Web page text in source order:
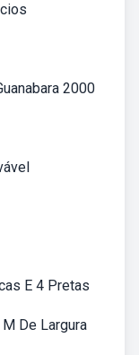
2000
E 4 Pretas
De Largura